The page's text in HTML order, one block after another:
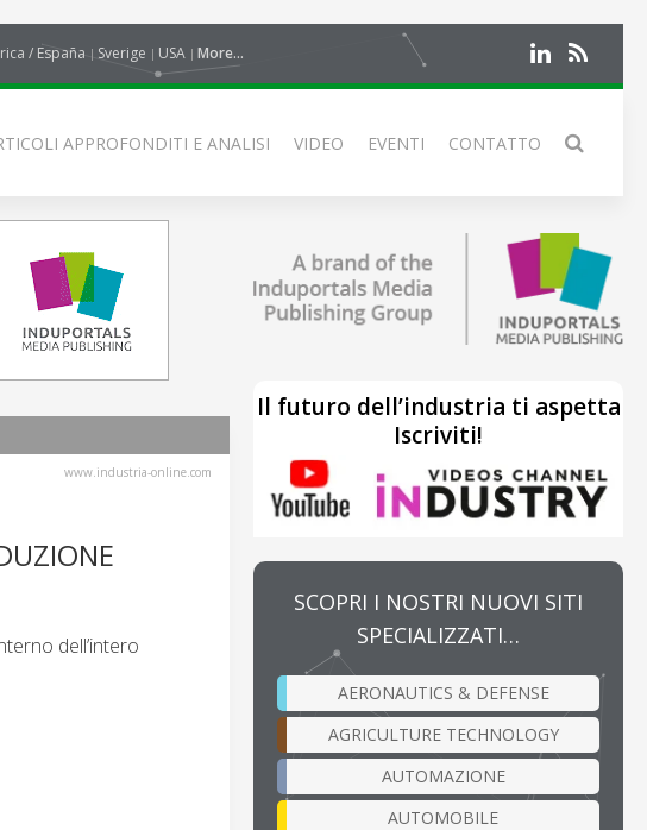
/ España Sverige USA More...
APPROFONDITI E ANALISI VIDEO EVENTI CONTATTO
www.industria-online.com
dell’intero
Il futuro dell’industria ti aspetta
Iscriviti!
SCOPRI I NOSTRI NUOVI SITI
SPECIALIZZATI…
AERONAUTICS & DEFENSE
AGRICULTURE TECHNOLOGY
AUTOMAZIONE
AUTOMOBILE